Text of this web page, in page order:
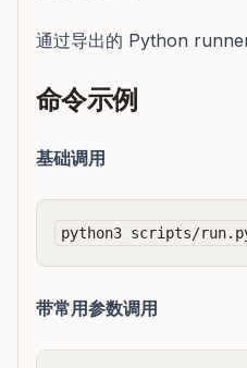
通过导出的 Python
命令示例
基础调用
带常用参数调用